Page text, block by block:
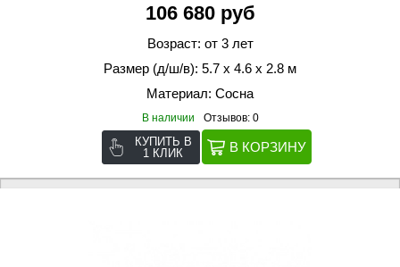
106 680 руб
Возраст: от 3 лет
Размер (д/ш/в): 5.7 х 4.6 х 2.8 м
Материал: Сосна
В наличии Отзывов: 0
КУПИТЬ В
1 КЛИК